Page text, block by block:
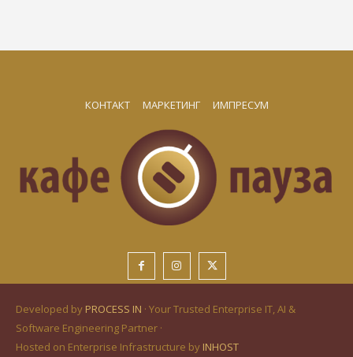
КОНТАКТ МАРКЕТИНГ ИМПРЕСУМ
Developed by PROCESS IN · Your Trusted Enterprise IT, AI &
Software Engineering Partner ·
Hosted on Enterprise Infrastructure by INHOST